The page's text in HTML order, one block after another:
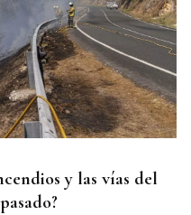
y las vías del